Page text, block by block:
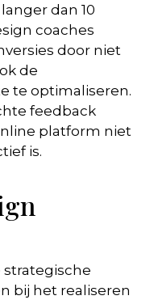
dan 10
coaches
door niet
de
te optimaliseren.
feedback
platform niet
is.
strategische
bij het realiseren